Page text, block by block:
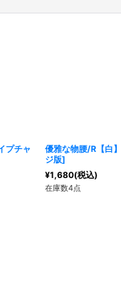
プチャ
優雅な物腰/R【白
ジ版]
¥1,680(税込)
在庫数4点